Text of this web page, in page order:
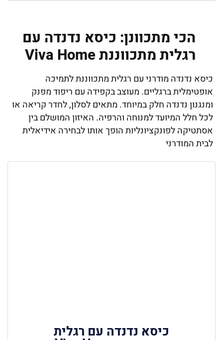
הכי מתכוונן: כיסא נדנדה עם
רגלית מתכווננת Viva Home
כיסא נדנדה מודרני עם רגלית מתכווננת לתמיכה
אופטימלית ברגליים. מעוצב בקפידה עם ריפוד מפנק
ומנגנון נדנדה חלק במיוחד. מתאים לסלון, לחדר קריאה או
לכל חלל המיועד למנוחה והרפיה. האיזון המושלם בין
אסתטיקה לפונקציונליות הופך אותו לבחירה אידיאלית
לבית המודרני
כיסא נדנדה עם רגלית